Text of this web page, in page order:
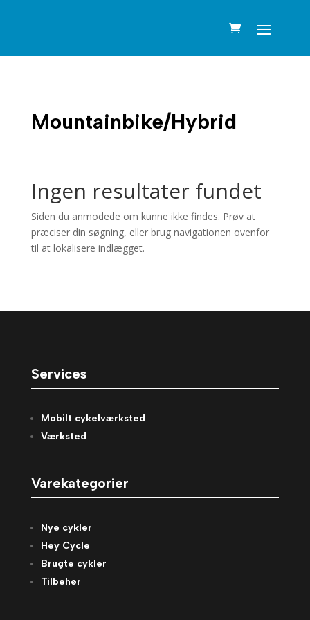
Mountainbike/Hybrid
Ingen resultater fundet
Siden du anmodede om kunne ikke findes. Prøv at
præciser din søgning, eller brug navigationen ovenfor
til at lokalisere indlægget.
Services
Mobilt cykelværksted
Værksted
Varekategorier
Nye cykler
Hey Cycle
Brugte cykler
Tilbehør